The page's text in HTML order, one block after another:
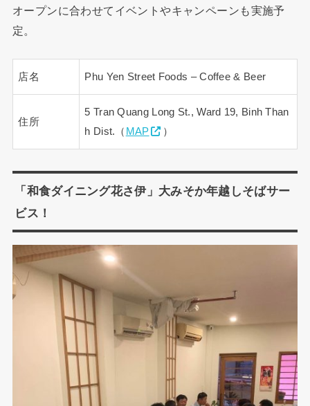
オープンに合わせてイベントやキャンペーンも実施予
定。
店名 Phu Yen Street Foods – Coffee & Beer
住所
5 Tran Quang Long St., Ward 19, Binh Than
h Dist.（ MAP ）
「和食ダイニング花さ伊」大みそか年越しそばサー
ビス！